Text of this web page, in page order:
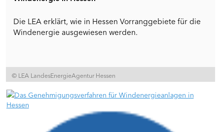
Die LEA erklärt, wie in Hessen Vorranggebiete für die
Windenergie ausgewiesen werden.
© LEA LandesEnergieAgentur Hessen